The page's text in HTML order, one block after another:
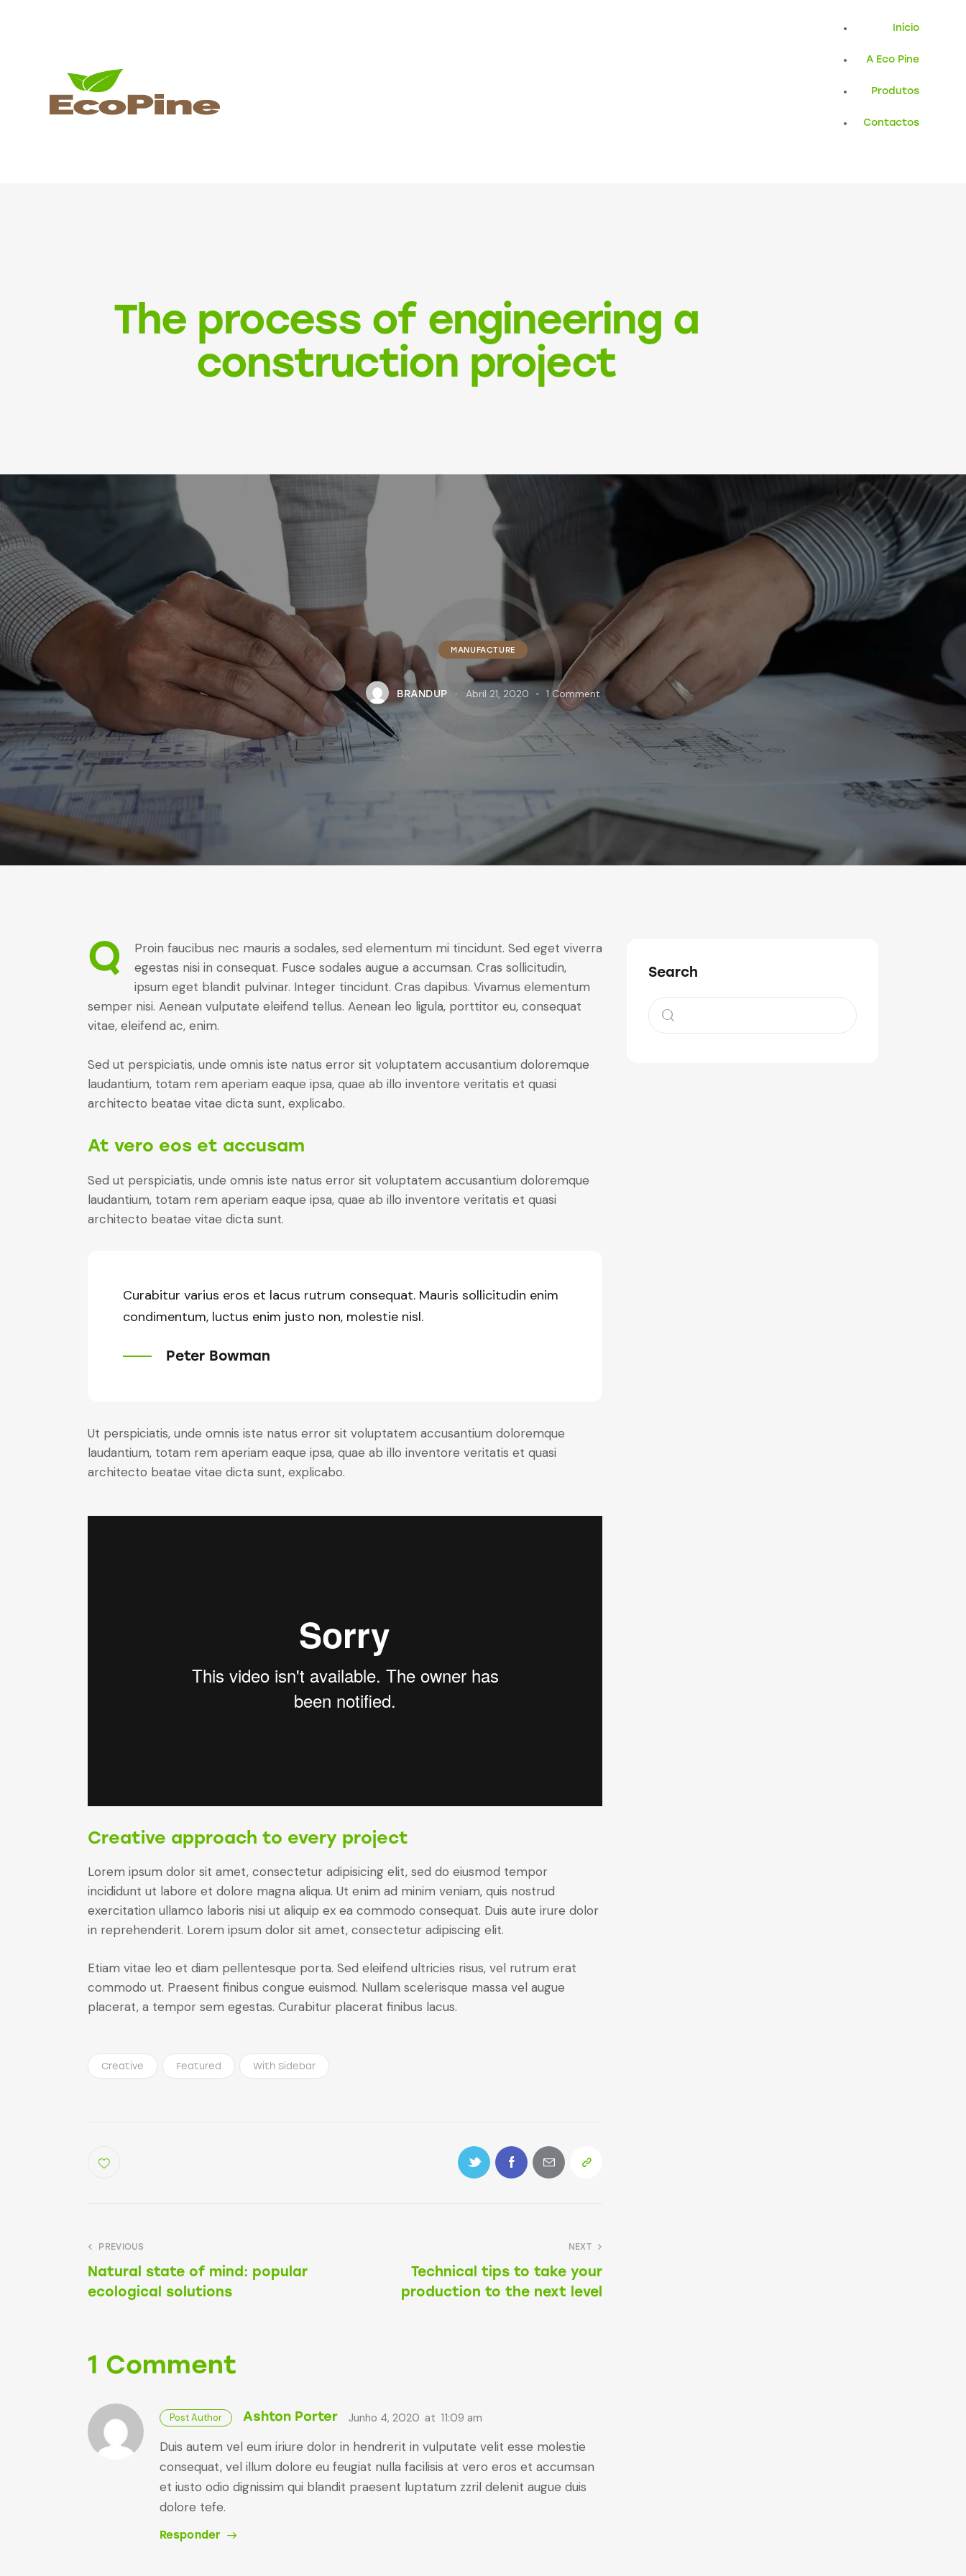
Início
A Eco Pine
Produtos
Contactos
The process of engineering a
construction project
MANUFACTURE
BRANDUP Abril 21, 2020 1 Comment
Q
Proin faucibus nec mauris a sodales, sed elementum mi tincidunt. Sed eget viverra
egestas nisi in consequat. Fusce sodales augue a accumsan. Cras sollicitudin,
ipsum eget blandit pulvinar. Integer tincidunt. Cras dapibus. Vivamus elementum
semper nisi. Aenean vulputate eleifend tellus. Aenean leo ligula, porttitor eu, consequat
vitae, eleifend ac, enim.
Sed ut perspiciatis, unde omnis iste natus error sit voluptatem accusantium doloremque
laudantium, totam rem aperiam eaque ipsa, quae ab illo inventore veritatis et quasi
architecto beatae vitae dicta sunt, explicabo.
At vero eos et accusam
Sed ut perspiciatis, unde omnis iste natus error sit voluptatem accusantium doloremque
laudantium, totam rem aperiam eaque ipsa, quae ab illo inventore veritatis et quasi
architecto beatae vitae dicta sunt.
Curabitur varius eros et lacus rutrum consequat. Mauris sollicitudin enim
condimentum, luctus enim justo non, molestie nisl.
Peter Bowman
Ut perspiciatis, unde omnis iste natus error sit voluptatem accusantium doloremque
laudantium, totam rem aperiam eaque ipsa, quae ab illo inventore veritatis et quasi
architecto beatae vitae dicta sunt, explicabo.
Creative approach to every project
Lorem ipsum dolor sit amet, consectetur adipisicing elit, sed do eiusmod tempor
incididunt ut labore et dolore magna aliqua. Ut enim ad minim veniam, quis nostrud
exercitation ullamco laboris nisi ut aliquip ex ea commodo consequat. Duis aute irure dolor
in reprehenderit. Lorem ipsum dolor sit amet, consectetur adipiscing elit.
Etiam vitae leo et diam pellentesque porta. Sed eleifend ultricies risus, vel rutrum erat
commodo ut. Praesent finibus congue euismod. Nullam scelerisque massa vel augue
placerat, a tempor sem egestas. Curabitur placerat finibus lacus.
Creative Featured With Sidebar
PREVIOUS
Natural state of mind: popular
ecological solutions
NEXT
Technical tips to take your
production to the next level
1 Comment
Post Author Ashton Porter Junho 4, 2020 at 11:09 am
Duis autem vel eum iriure dolor in hendrerit in vulputate velit esse molestie
consequat, vel illum dolore eu feugiat nulla facilisis at vero eros et accumsan
et iusto odio dignissim qui blandit praesent luptatum zzril delenit augue duis
dolore tefe.
Responder
Search